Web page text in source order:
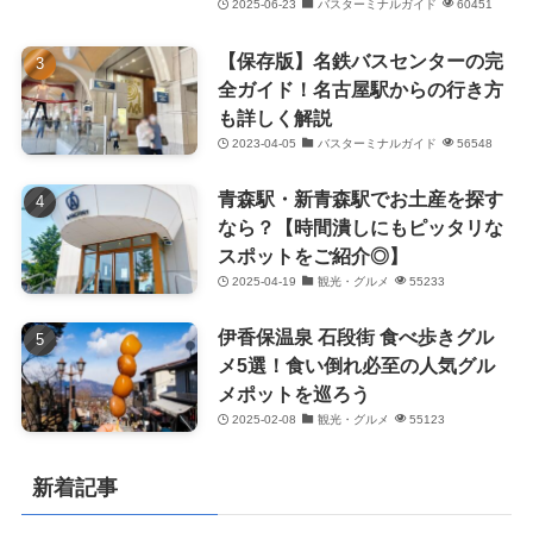
2025-06-23 バスターミナルガイド 60451
【保存版】名鉄バスセンターの完
全ガイド！名古屋駅からの行き方
も詳しく解説
2023-04-05 バスターミナルガイド 56548
青森駅・新青森駅でお土産を探す
なら？【時間潰しにもピッタリな
スポットをご紹介◎】
2025-04-19 観光・グルメ 55233
伊香保温泉 石段街 食べ歩きグル
メ5選！食い倒れ必至の人気グル
メポットを巡ろう
2025-02-08 観光・グルメ 55123
新着記事